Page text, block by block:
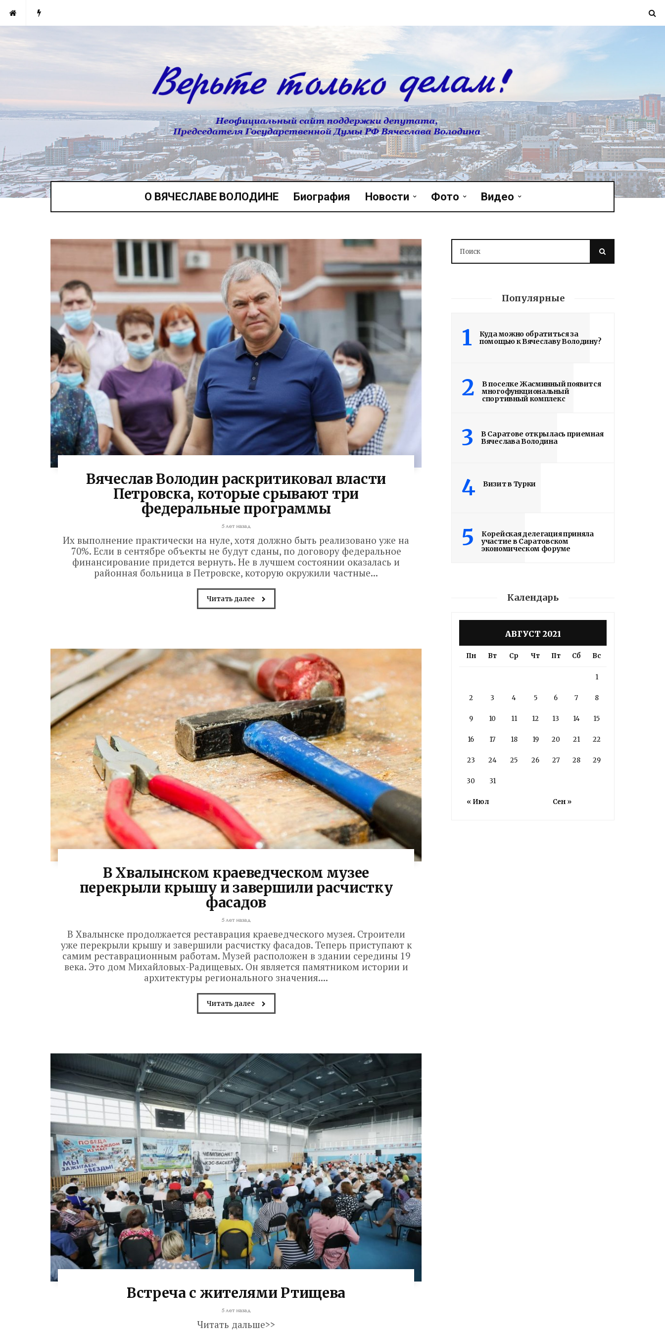
О ВЯЧЕСЛАВЕ ВОЛОДИНЕ Биография Новости Фото Видео
Вячеслав Володин раскритиковал власти
Петровска, которые срывают три
федеральные программы
5 лет назад
Их выполнение практически на нуле, хотя должно быть реализовано уже на
70%. Если в сентябре объекты не будут сданы, по договору федеральное
финансирование придется вернуть. Не в лучшем состоянии оказалась и
районная больница в Петровске, которую окружили частные...
Читать далее
В Хвалынском краеведческом музее
перекрыли крышу и завершили расчистку
фасадов
5 лет назад
В Хвалынске продолжается реставрация краеведческого музея. Строители
уже перекрыли крышу и завершили расчистку фасадов. Теперь приступают к
самим реставрационным работам. Музей расположен в здании середины 19
века. Это дом Михайловых-Радищевых. Он является памятником истории и
архитектуры регионального значения....
Читать далее
Встреча с жителями Ртищева
5 лет назад
Читать дальше>>
Популярные
1
Куда можно обратиться за
помощью к Вячеславу Володину?
2
В поселке Жасминный появится
многофункциональный
спортивный комплекс
3
В Саратове открылась приемная
Вячеслава Володина
4 Визит в Турки
5
Корейская делегация приняла
участие в Саратовском
экономическом форуме
Календарь
АВГУСТ 2021
Пн Вт Ср Чт Пт Сб Вс
« Июл Сен »
1
2 3 4 5 6 7 8
9 10 11 12 13 14 15
16 17 18 19 20 21 22
23 24 25 26 27 28 29
30 31